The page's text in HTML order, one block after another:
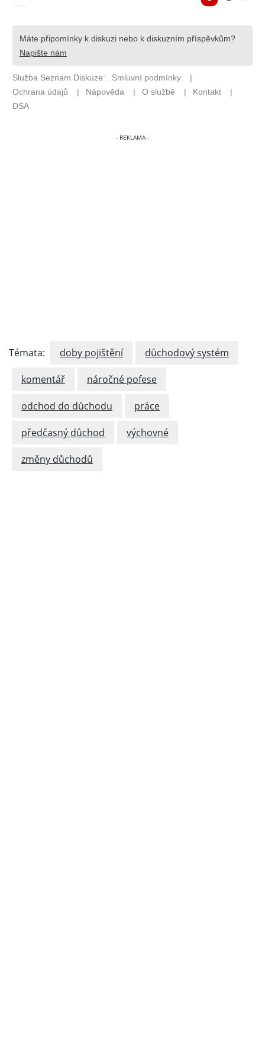
Témata: doby pojištění důchodový systém
komentář náročné pofese
odchod do důchodu práce
předčasný důchod výchovné
změny důchodů